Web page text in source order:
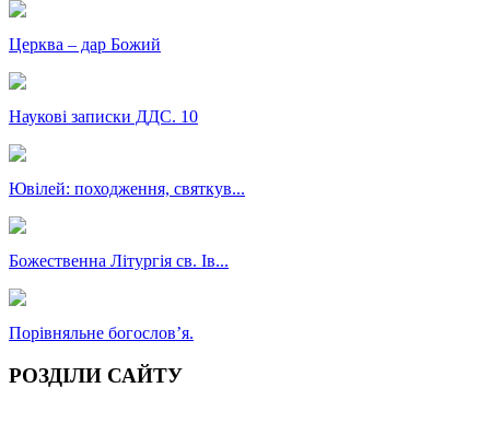
Церква – дар Божий
Наукові записки ДДС. 10
Ювілей: походження, святкув...
Божественна Літургія св. Ів...
Порівняльне богословʼя.
РОЗДІЛИ САЙТУ